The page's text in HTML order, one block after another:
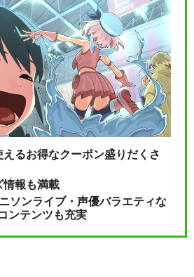
るお得なクーポン盛りだくさ
情報も満載
ソンライブ・声優バラエティな
ンテンツも充実